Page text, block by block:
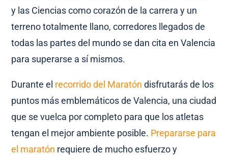
y las Ciencias como corazón de la carrera y un
terreno totalmente llano, corredores llegados de
todas las partes del mundo se dan cita en Valencia
para superarse a sí mismos.
Durante el recorrido del Maratón disfrutarás de los
puntos más emblemáticos de Valencia, una ciudad
que se vuelca por completo para que los atletas
tengan el mejor ambiente posible. Prepararse para
el maratón requiere de mucho esfuerzo y